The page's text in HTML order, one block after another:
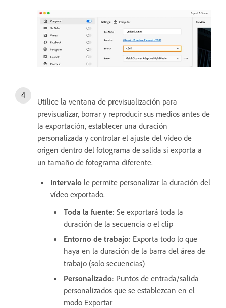
Utilice la ventana de previsualización para
previsualizar, borrar y reproducir sus medios antes de
la exportación, establecer una duración
personalizada y controlar el ajuste del vídeo de
origen dentro del fotograma de salida si exporta a
un tamaño de fotograma diferente.
Intervalo le permite personalizar la duración del
vídeo exportado.
Toda la fuente: Se exportará toda la
duración de la secuencia o el clip
Entorno de trabajo: Exporta todo lo que
haya en la duración de la barra del área de
trabajo (solo secuencias)
Personalizado: Puntos de entrada/salida
personalizados que se establezcan en el
modo Exportar